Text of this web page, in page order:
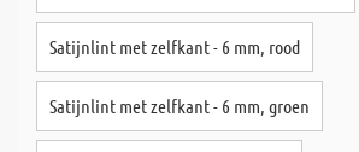
Satijnlint met zelfkant - 6 mm, rood
Satijnlint met zelfkant - 6 mm, groen